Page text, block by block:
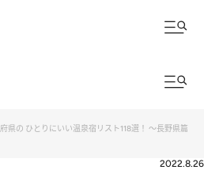
県の ひとりにいい温泉宿リスト118選！ ～長野県篇
2022.8.26